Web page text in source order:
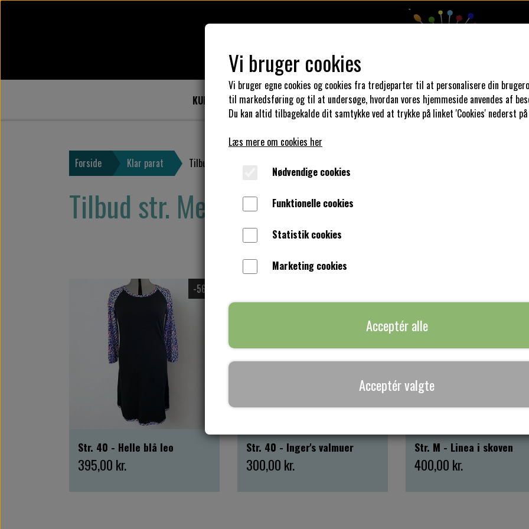
KULÖR DESIGN DESIGN DIN KJOLE UNIKA PAKKER KLAR PARAT
Forside Klar parat Tilbud str. Medium
Tilbud str. Medium
-56%
Str. 40 - Helle blå leo
395,00 kr.
Str. 40 - Inger's valmuer
300,00 kr.
Str. M - Linea i skoven
400,00 kr.
Vi bruger cookies
Vi bruger egne cookies og cookies fra tredjeparter til at personalisere din
til markedsføring og til at undersøge, hvordan vores hjemmeside anvendes af
Du kan altid tilbagekalde dit samtykke ved at trykke på linket 'Cookies' nederst
Læs mere om cookies her
Nødvendige cookies
Funktionelle cookies
Statistik cookies
Marketing cookies
Acceptér alle
Acceptér valgte